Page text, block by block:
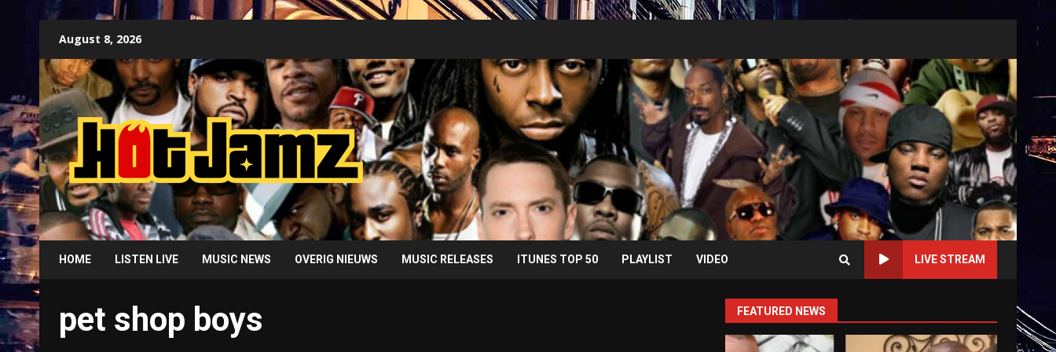
content
August 8, 2026
HOME LISTEN LIVE MUSIC NEWS OVERIG NIEUWS MUSIC RELEASES ITUNES TOP 50 PLAYLIST VIDEO LIVE STREAM
pet shop boys FEATURED NEWS